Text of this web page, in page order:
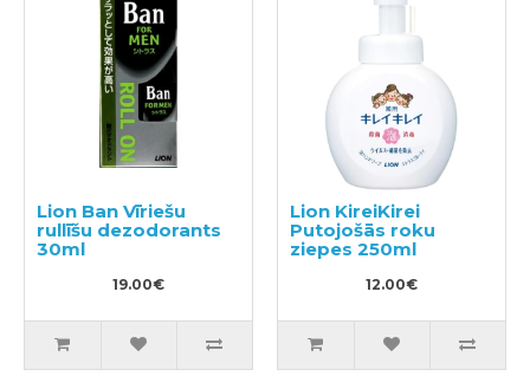
Lion Ban Vīriešu
rullīšu dezodorants
30ml
19.00€
Lion KireiKirei
Putojošās roku
ziepes 250ml
12.00€